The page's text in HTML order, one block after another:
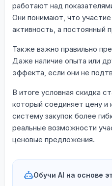
работают над
Они понимают, что участие
активность, а постоянный
Также важно правильно
Даже наличие опыта или
эффекта, если они не
В итоге условная скидка
который соединяет цену и
систему закупок более
реальные возможности
ценовые предложения.
Обучи AI на основе